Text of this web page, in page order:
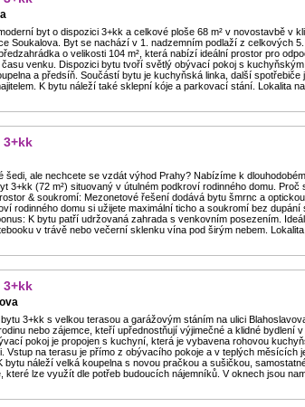
byt o dispozici 3+kk a celkové ploše 68 m² v novostavbě v
Soukalova. Byt se nachází v 1. nadzemním podlaží z celkových 5.
o velikosti 104 m², která nabízí ideální prostor pro
venku. Dispozici bytu tvoří světlý obývací pokoj s
a předsíň. Součástí bytu je kuchyňská linka, další spotřebiče
K bytu náleží také sklepní kóje a parkovací stání. Lokalita
3+kk
šedi, ale nechcete se vzdát výhod Prahy? Nabízíme k
3+kk (72 m²) situovaný v útulném podkroví rodinného domu. Proč
& soukromí: Mezonetové řešení dodává bytu šmrnc a
rodinného domu si užijete maximální ticho a soukromí bez dupání
K bytu patří udržovaná zahrada s venkovním posezením.
v trávě nebo večerní sklenku vína pod širým nebem. Lokalita,
3+kk
3+kk s velkou terasou a garážovým stáním na ulici
nebo zájemce, kteří upřednostňují výjimečné a klidné bydlení
pokoj je propojen s kuchyní, která je vybavena rohovou
Vstup na terasu je přímo z obývacího pokoje a v teplých měsících
bytu náleží velká koupelna s novou pračkou a sušičkou,
které lze využít dle potřeb budoucích nájemníků. V oknech jsou